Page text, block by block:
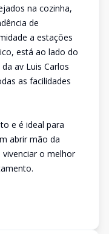
na cozinha,
de
a estações
está ao lado do
av Luis Carlos
as facilidades
e é ideal para
abrir mão da
vivenciar o melhor